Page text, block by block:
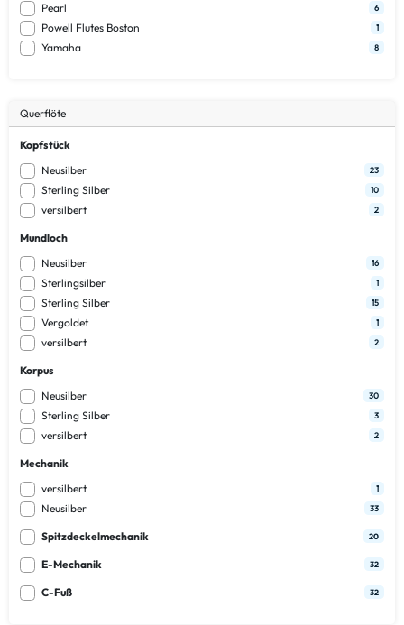
Pearl 6
Powell Flutes Boston 1
Yamaha 8
Querflöte
Kopfstück
Neusilber
23
Sterling Silber 10
versilbert 2
Mundloch
Neusilber
16
Sterlingsilber 1
Sterling Silber 15
Vergoldet 1
versilbert 2
Korpus
Neusilber
30
Sterling Silber 3
versilbert 2
Mechanik
versilbert
1
Neusilber 33
Spitzdeckelmechanik 20
E-Mechanik 32
C-Fuß 32